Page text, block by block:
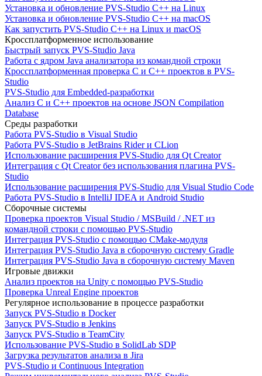
Установка и обновление PVS-Studio C++ на Linux
Установка и обновление PVS-Studio C++ на macOS
Как запустить PVS-Studio C++ на Linux и macOS
Кроссплатформенное использование
Быстрый запуск PVS-Studio Java
Работа с ядром Java анализатора из командной строки
Кроссплатформенная проверка C и C++ проектов в PVS-
Studio
PVS-Studio для Embedded-разработки
Анализ C и C++ проектов на основе JSON Compilation
Database
Среды разработки
Работа PVS-Studio в Visual Studio
Работа PVS-Studio в JetBrains Rider и CLion
Использование расширения PVS-Studio для Qt Creator
Интеграция с Qt Creator без использования плагина PVS-
Studio
Использование расширения PVS-Studio для Visual Studio Code
Работа PVS-Studio в IntelliJ IDEA и Android Studio
Сборочные системы
Проверка проектов Visual Studio / MSBuild / .NET из
командной строки с помощью PVS-Studio
Интеграция PVS-Studio с помощью CMake-модуля
Интеграция PVS-Studio Java в сборочную систему Gradle
Интеграция PVS-Studio Java в сборочную систему Maven
Игровые движки
Анализ проектов на Unity с помощью PVS-Studio
Проверка Unreal Engine проектов
Регулярное использование в процессе разработки
Запуск PVS-Studio в Docker
Запуск PVS-Studio в Jenkins
Запуск PVS-Studio в TeamCity
Использование PVS-Studio в SolidLab SDP
Загрузка результатов анализа в Jira
PVS-Studio и Continuous Integration